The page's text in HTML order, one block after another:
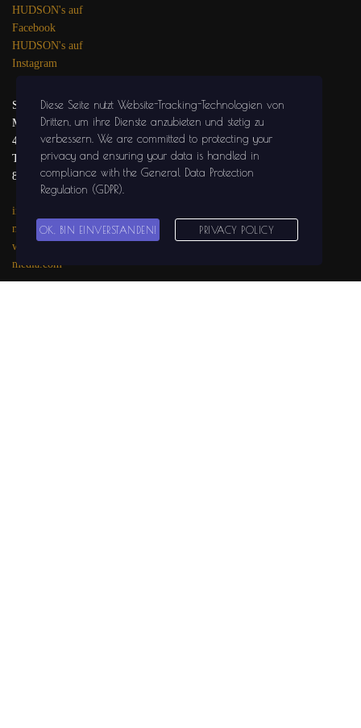
HUDSON's auf
Facebook
HUDSON's auf
Instagram
SOLIDGROUND
MEDIA
47441 MOERS
Tel.: 02841 / 999 29
81
info@solidground-
media.com
www.solidground-
media.com
Diese Seite nutzt Website-Tracking-Technologien von
Dritten, um ihre Dienste anzubieten und stetig zu
verbessern . We are committed to protecting your
privacy and ensuring your data is handled in
compliance with the General Data Protection
Regulation (GDPR)
OK, BIN EINVERSTANDEN! PRIVACY POLICY